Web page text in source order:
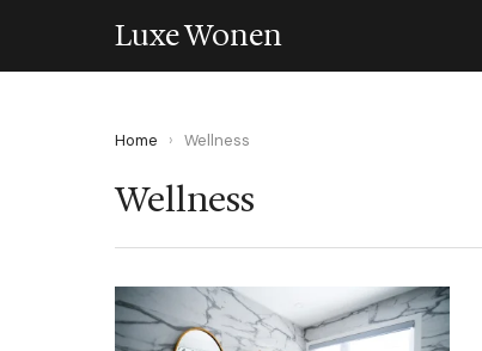
Luxe Wonen
Home › Wellness
Wellness